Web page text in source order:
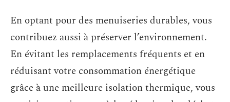
En optant pour des menuiseries durables, vous
contribuez aussi à préserver l’environnement.
En évitant les remplacements fréquents et en
réduisant votre consommation énergétique
grâce à une meilleure isolation thermique, vous